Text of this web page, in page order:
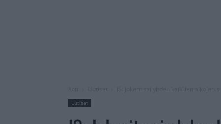
Uutiset